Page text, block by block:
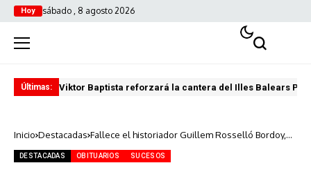
Hoy sábado , 8 agosto 2026
Últimas: Viktor Baptista reforzará la cantera del Illes Balears
Inicio Destacadas Fallece el historiador Guillem Rosselló Bordoy,
la UIB
DESTACADAS OBITUARIOS SUCESOS